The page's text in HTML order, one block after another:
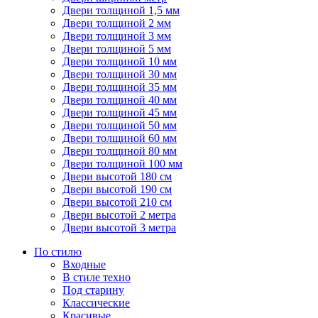
Двери толщиной 1,5 мм
Двери толщиной 2 мм
Двери толщиной 3 мм
Двери толщиной 5 мм
Двери толщиной 10 мм
Двери толщиной 30 мм
Двери толщиной 35 мм
Двери толщиной 40 мм
Двери толщиной 45 мм
Двери толщиной 50 мм
Двери толщиной 60 мм
Двери толщиной 80 мм
Двери толщиной 100 мм
Двери высотой 180 см
Двери высотой 190 см
Двери высотой 210 см
Двери высотой 2 метра
Двери высотой 3 метра
По стилю
Входные
В стиле техно
Под старину
Классические
Красивые